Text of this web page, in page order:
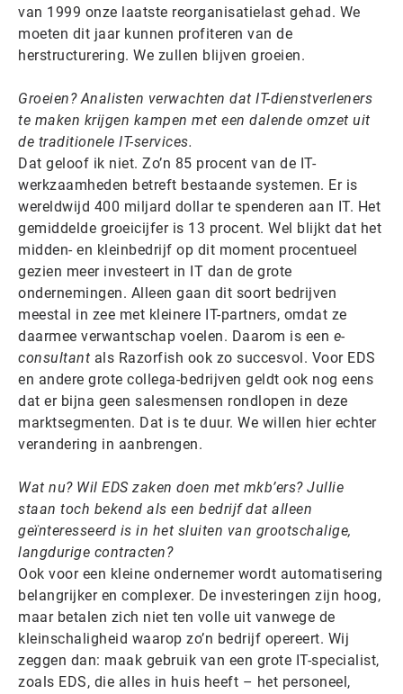
van 1999 onze laatste reorganisatielast gehad. We
moeten dit jaar kunnen profiteren van de
herstructurering. We zullen blijven groeien.
Groeien? Analisten verwachten dat IT-dienstverleners
te maken krijgen kampen met een dalende omzet uit
de traditionele IT-services.
Dat geloof ik niet. Zo’n 85 procent van de IT-
werkzaamheden betreft bestaande systemen. Er is
wereldwijd 400 miljard dollar te spenderen aan IT. Het
gemiddelde groeicijfer is 13 procent. Wel blijkt dat het
midden- en kleinbedrijf op dit moment procentueel
gezien meer investeert in IT dan de grote
ondernemingen. Alleen gaan dit soort bedrijven
meestal in zee met kleinere IT-partners, omdat ze
daarmee verwantschap voelen. Daarom is een e-
consultant als Razorfish ook zo succesvol. Voor EDS
en andere grote collega-bedrijven geldt ook nog eens
dat er bijna geen salesmensen rondlopen in deze
marktsegmenten. Dat is te duur. We willen hier echter
verandering in aanbrengen.
Wat nu? Wil EDS zaken doen met mkb’ers? Jullie
staan toch bekend als een bedrijf dat alleen
geïnteresseerd is in het sluiten van grootschalige,
langdurige contracten?
Ook voor een kleine ondernemer wordt automatisering
belangrijker en complexer. De investeringen zijn hoog,
maar betalen zich niet ten volle uit vanwege de
kleinschaligheid waarop zo’n bedrijf opereert. Wij
zeggen dan: maak gebruik van een grote IT-specialist,
zoals EDS, die alles in huis heeft – het personeel,